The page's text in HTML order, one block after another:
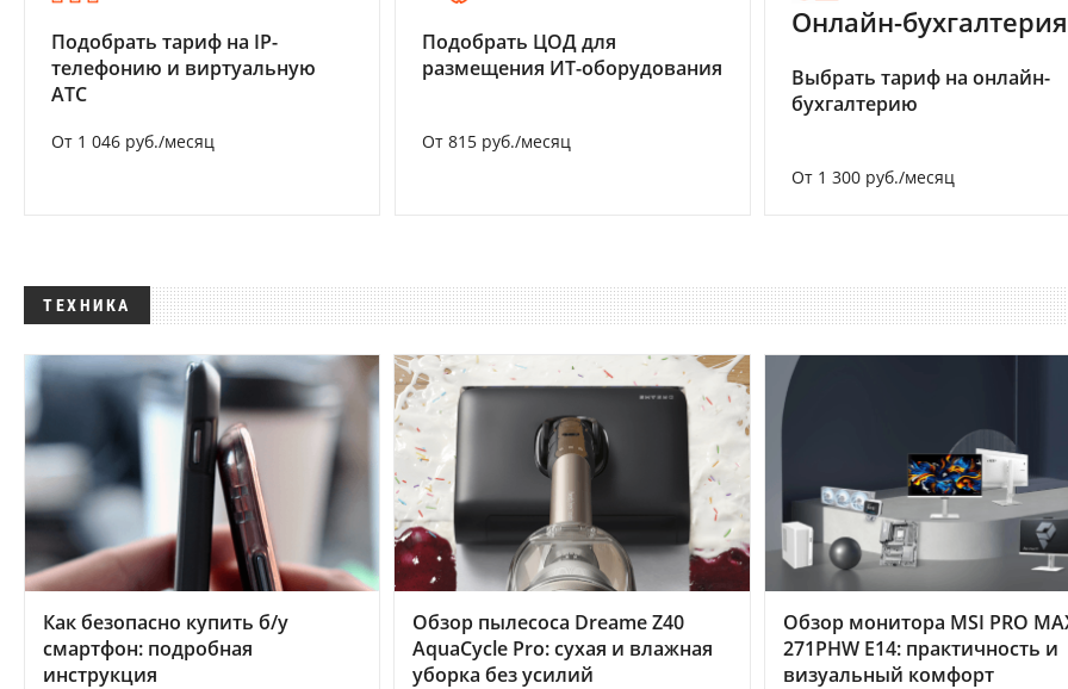
Подобрать тариф на IP-
телефонию и виртуальную
АТС
От 1 046 руб./месяц
Подобрать ЦОД для
размещения ИТ-оборудования
От 815 руб./месяц
Онлайн-бухгалтерия
Выбрать тариф на онлайн-
бухгалтерию
От 1 300 руб./месяц
ТЕХНИКА
Как безопасно купить б/у
смартфон: подробная
инструкция
Обзор пылесоса Dreame Z40
AquaCycle Pro: сухая и влажная
уборка без усилий
Обзор монитора MSI PRO
271PHW E14: практичность и
визуальный комфорт